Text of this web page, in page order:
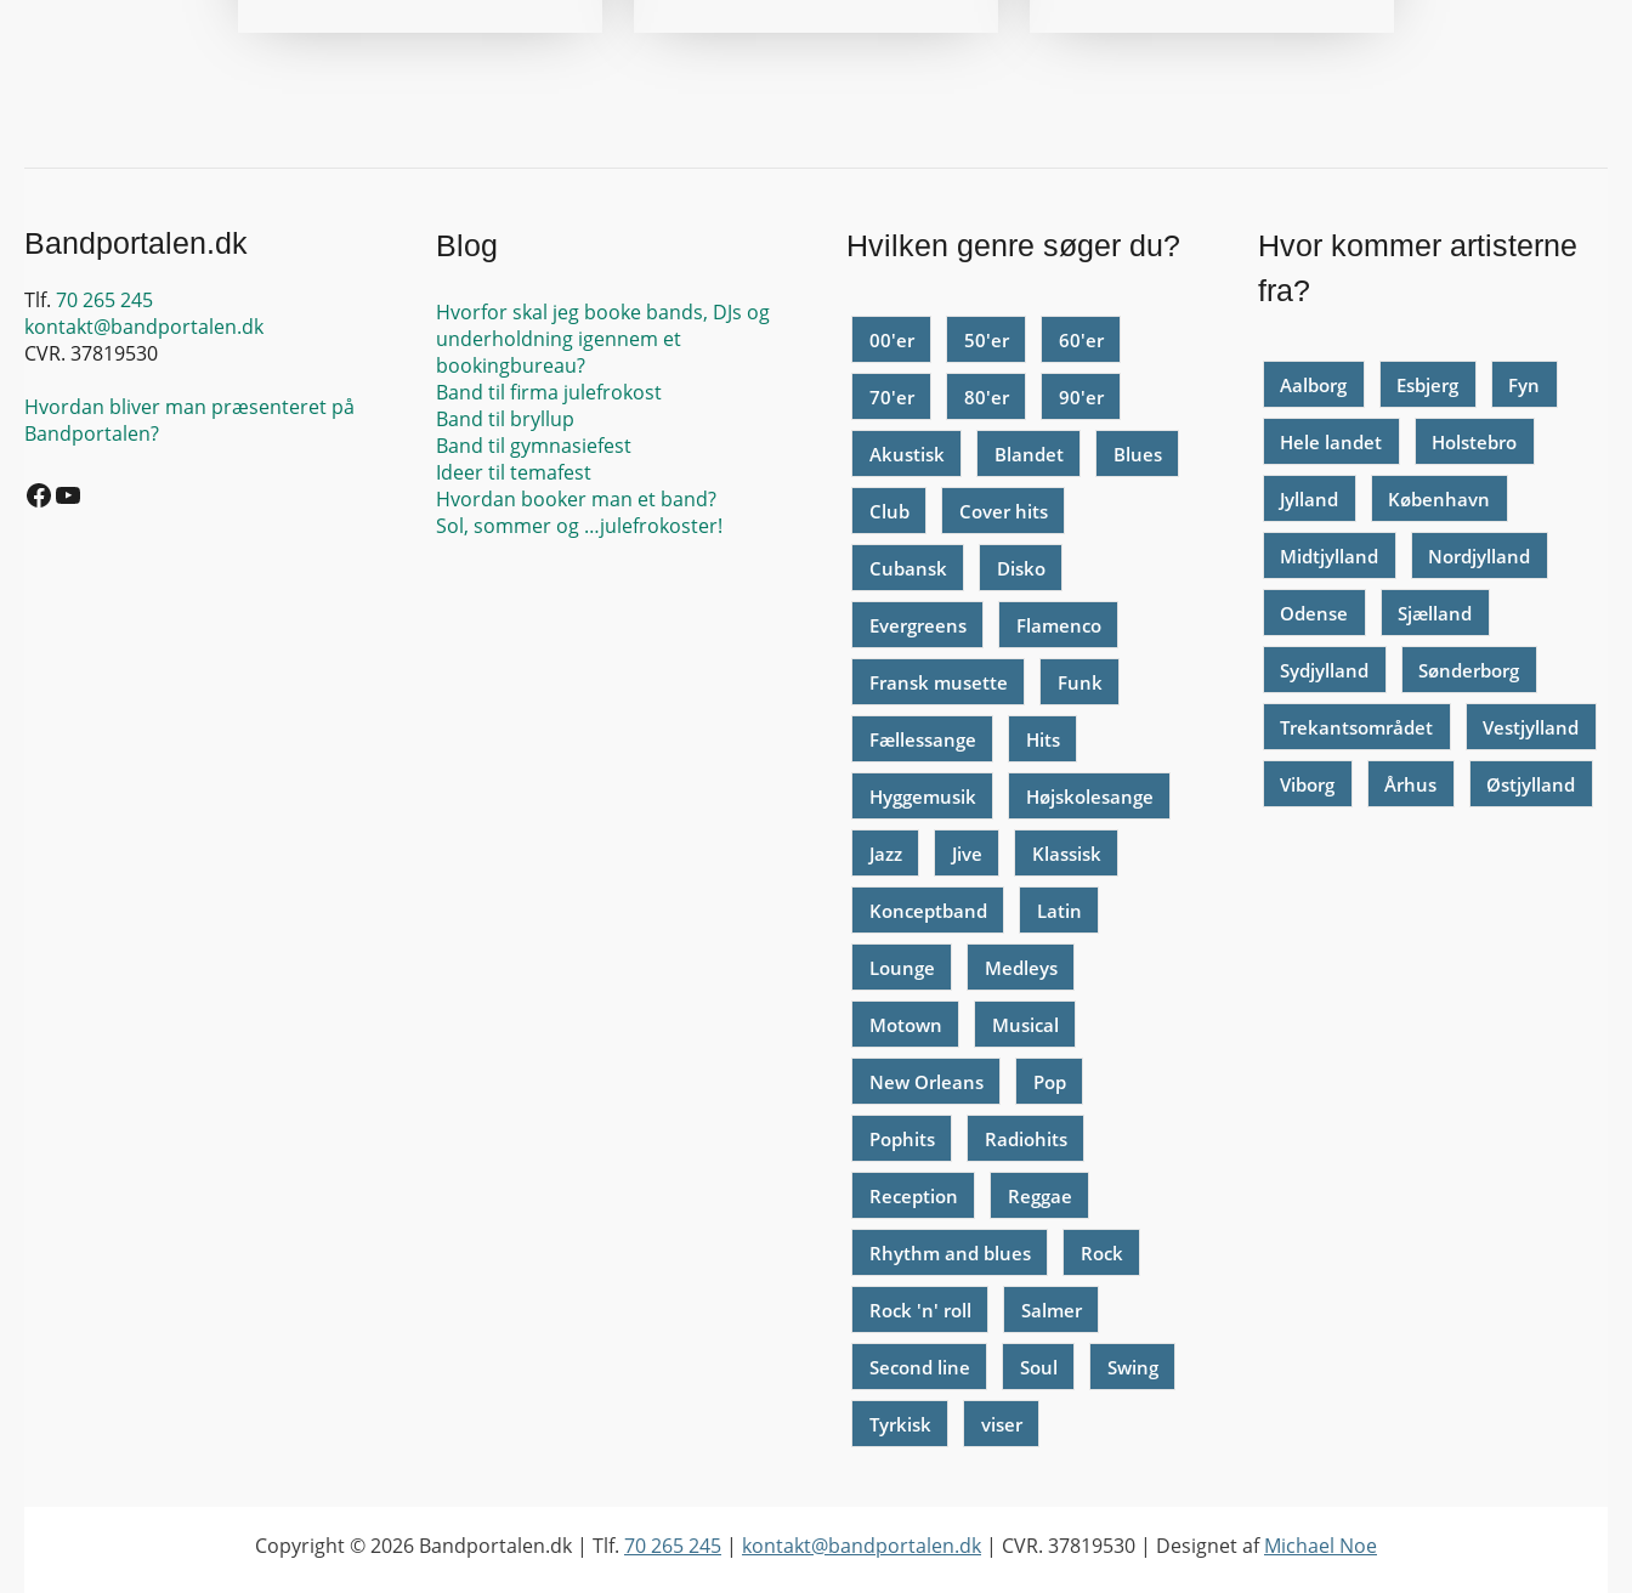
Bandportalen.dk
Tlf. 70 265 245
kontakt@bandportalen.dk
CVR. 37819530
Hvordan bliver man præsenteret på
Bandportalen?
Facebook
Blog
Hvorfor skal jeg booke bands, DJs og
underholdning igennem et
bookingbureau?
Band til firma julefrokost
Band til bryllup
Band til gymnasiefest
Ideer til temafest
Hvordan booker man et band?
Sol, sommer og …julefrokoster!
Hvilken genre søger du?
00'er 50'er 60'er
70'er 80'er 90'er
Akustisk Blandet Blues
Club Cover hits
Cubansk Disko
Evergreens Flamenco
Fransk musette Funk
Fællessange Hits
Hyggemusik Højskolesange
Jazz Jive Klassisk
Konceptband Latin
Lounge Medleys
Motown Musical
New Orleans Pop
Pophits Radiohits
Reception Reggae
Rhythm and blues Rock
Rock 'n' roll Salmer
Second line Soul Swing
Tyrkisk viser
Hvor kommer artisterne
fra?
Aalborg Esbjerg Fyn
Hele landet Holstebro
Jylland København
Midtjylland Nordjylland
Odense Sjælland
Sydjylland Sønderborg
Trekantsområdet Vestjylland
Viborg Århus Østjylland
Copyright © 2026 Bandportalen.dk | Tlf. 70 265 245 | kontakt@bandportalen.dk | CVR. 37819530 | Designet afMichael Noe